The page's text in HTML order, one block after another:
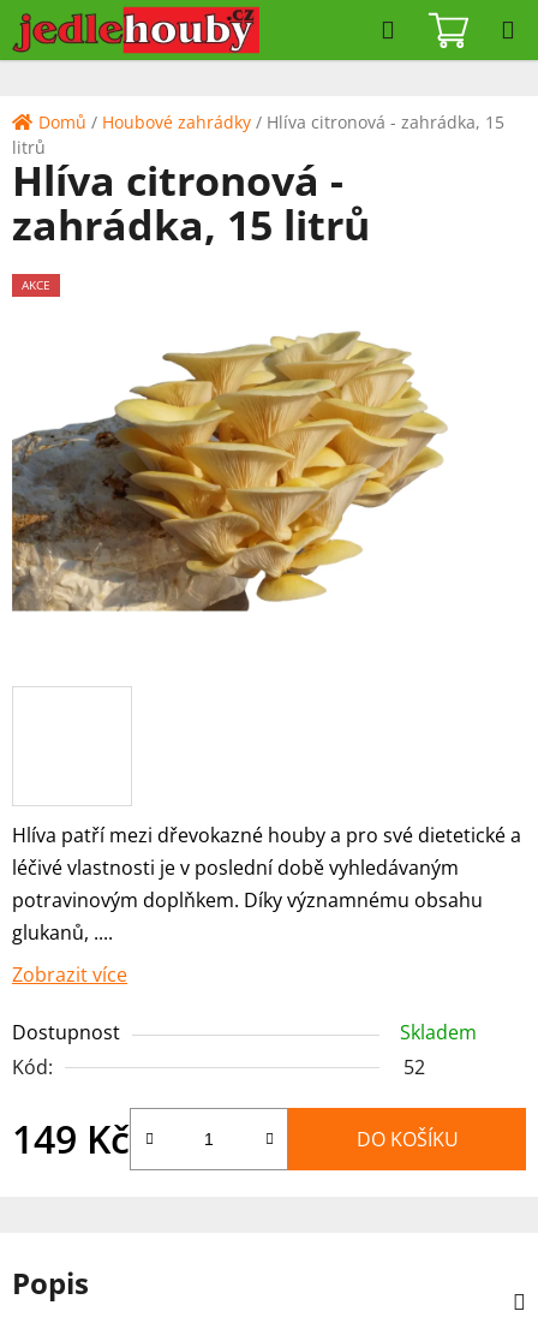
Přejít
na
obsah
Hledat
KOŠÍK
Domů / Houbové zahrádky / Hlíva citronová - zahrádka, 15
litrů
Hlíva patří mezi dřevokazné houby a pro své dietetické a
léčivé vlastnosti je v poslední době vyhledávaným
potravinovým doplňkem. Díky významnému obsahu
glukanů, ....
Zobrazit více
Dostupnost
Skladem
Kód:
52
149 Kč DO KOŠÍKU
Hlíva citronová -
zahrádka, 15 litrů
AKCE
Popis